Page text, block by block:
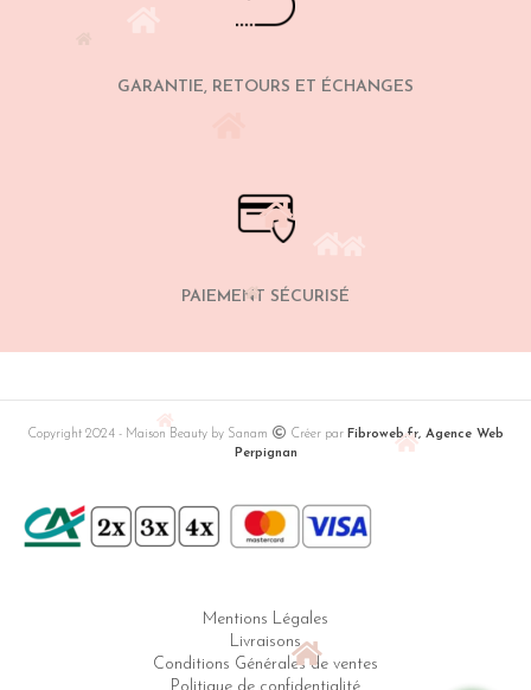
GARANTIE, RETOURS ET ÉCHANGES
PAIEMENT SÉCURISÉ
Copyright 2024 - Maison Beauty by Sanam Créer par Fibroweb.fr, Agence Web
Perpignan
Mentions Légales
Livraisons
Conditions Générales de ventes